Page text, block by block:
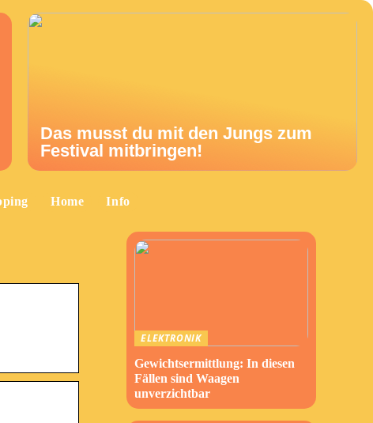
Das musst du mit den Jungs zum
Festival mitbringen!
Home Info
ELEKTRONIK
Gewichtsermittlung: In diesen
Fällen sind Waagen
unverzichtbar